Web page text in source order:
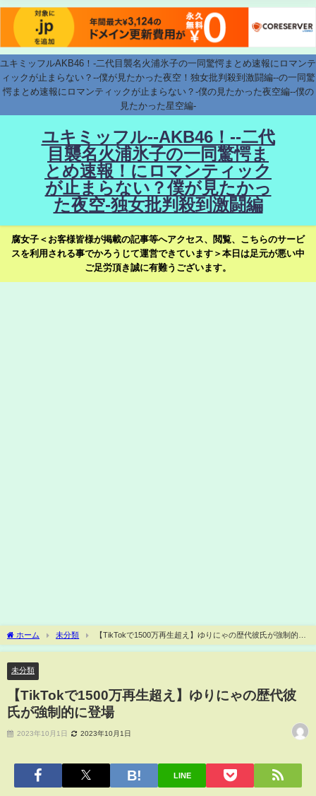
ユキミッフルAKB46！-二代目襲名火浦氷子の一同驚愕まとめ速報にロマンテ
ィックが止まらない？--僕が見たかった夜空！独女批判殺到激闘編--の一同驚
愕まとめ速報にロマンティックが止まらない？-僕の見たかった夜空編--僕の
見たかった星空編-
ユキミッフル--AKB46！--二代
目襲名火浦氷子の一同驚愕ま
とめ速報！にロマンティック
が止まらない？僕が見たかっ
た夜空-独女批判殺到激闘編
腐女子＜お客様皆様が掲載の記事等へアクセス、閲覧、こちらのサービ
スを利用される事でかろうじて運営できています＞本日は足元が悪い中
ご足労頂き誠に有難うございます。
ホーム 未分類
【TikTokで1500万再生超え】ゆりにゃの歴代彼氏が強制的に
登場
未分類
【TikTokで1500万再生超え】ゆりにゃの歴代彼
氏が強制的に登場
2023年10月1日 2023年10月1日
LINE